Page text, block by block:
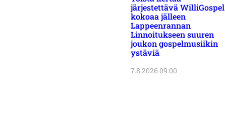
järjestettävä WilliGospel
kokoaa jälleen
Lappeenrannan
Linnoitukseen suuren
joukon gospelmusiikin
ystäviä
7.8.2026 09:00